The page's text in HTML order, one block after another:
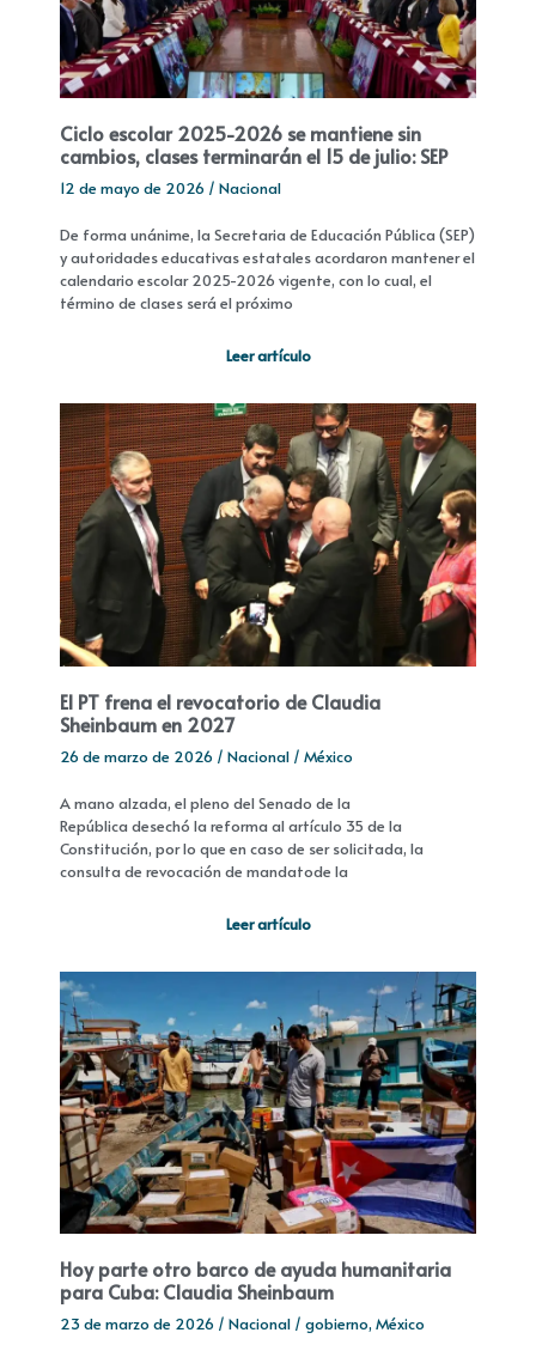
Ciclo escolar 2025-2026 se mantiene sin
cambios, clases terminarán el 15 de julio: SEP
12 de mayo de 2026 / Nacional
De forma unánime, la Secretaria de Educación Pública (SEP)
y autoridades educativas estatales acordaron mantener el
calendario escolar 2025-2026 vigente, con lo cual, el
término de clases será el próximo
Leer artículo
El PT frena el revocatorio de Claudia
Sheinbaum en 2027
26 de marzo de 2026 / Nacional / México
A mano alzada, el pleno del Senado de la
República desechó la reforma al artículo 35 de la
Constitución, por lo que en caso de ser solicitada, la
consulta de revocación de mandatode la
Leer artículo
Hoy parte otro barco de ayuda humanitaria
para Cuba: Claudia Sheinbaum
23 de marzo de 2026 / Nacional / gobierno, México